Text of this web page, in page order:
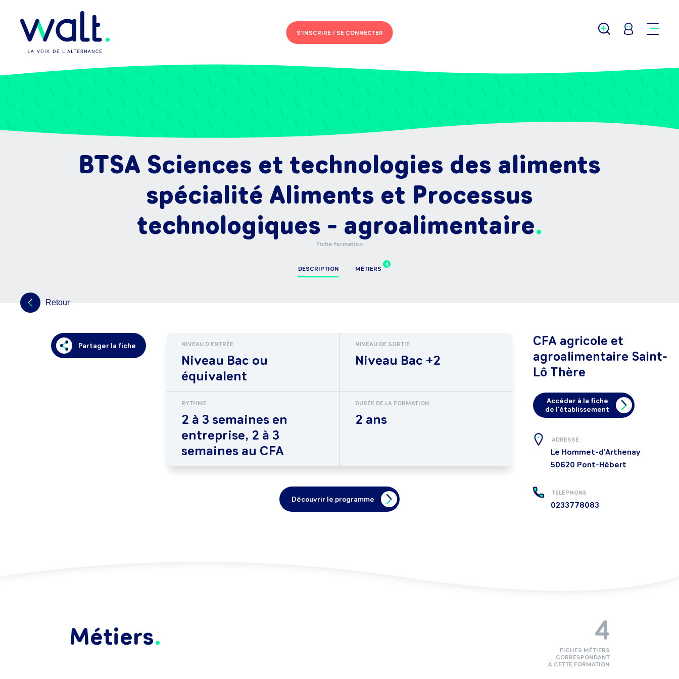
S'INSCRIRE /SE CONNECTER
BTSA Sciences et technologies des aliments
spécialité Aliments et Processus
technologiques - agroalimentaire
Fiche formation
DESCRIPTION
4
MÉTIERS
Retour
Partager la fiche NIVEAU D'ENTRÉE
Niveau Bac ou
équivalent
NIVEAU DE SORTIE
Niveau Bac +2
RYTHME
2 à 3 semaines en
entreprise, 2 à 3
semaines au CFA
DURÉE DE LA FORMATION
2 ans
Découvrir le programme
CFA agricole et
agroalimentaire Saint-
Lô Thère
Accéder à la fiche
de l'établissement
ADRESSE
Le Hommet-d'Arthenay
50620 Pont-Hébert
TÉLÉPHONE
0233778083
Métiers 4
FICHES MÉTIERS
CORRESPONDANT
À CETTE FORMATION